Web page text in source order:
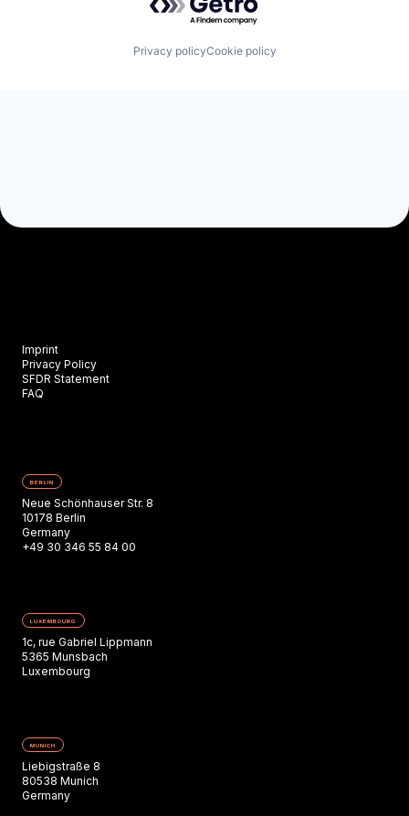
Privacy policyCookie policy
Imprint
Privacy Policy
SFDR Statement
FAQ
BERLIN
Neue Schönhauser Str. 8
10178 Berlin
Germany
+49 30 346 55 84 00
LUXEMBOURG
1c, rue Gabriel Lippmann
5365 Munsbach
Luxembourg
MUNICH
Liebigstraße 8
80538 Munich
Germany